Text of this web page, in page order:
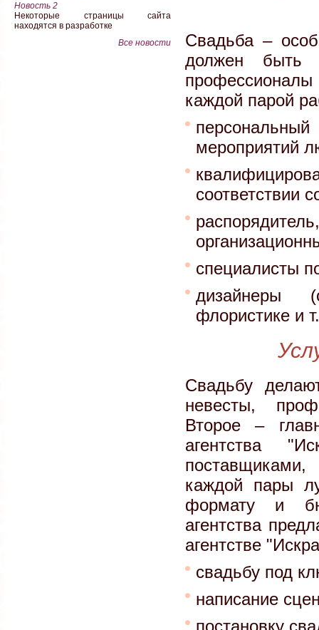
Новость 2
Некоторые страницы сайта
находятся в разработке
Все новости
Свадьба –
должен быть
каждой парой
мероприятий
соответствии
специалисты
дизайнеры
флористике и
Свадьбу
невесты,
Второе –
агентства
каждой пары
формату и
агентства
агентстве
свадьбу под
написание
постановку